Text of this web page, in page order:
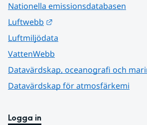
Nationella emissionsdatabasen
Luftwebb
Luftmiljödata
VattenWebb
Datavärdskap, oceanografi och
Datavärdskap för atmosfärkemi
Logga in